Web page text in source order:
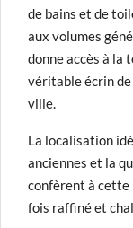
de bains et de
aux volumes
donne accès à la
véritable écrin
ville.
La localisation
anciennes et la
confèrent à cette
fois raffiné et